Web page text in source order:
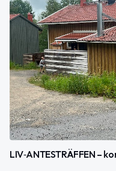
LIV‑ANTESTRÄFFEN –